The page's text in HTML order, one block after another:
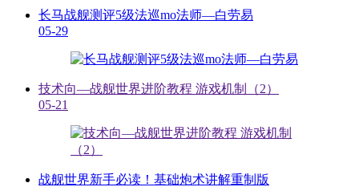
长马战舰测评5级法巡mo法师—白劳易
05-29
技术向—战舰世界进阶教程 游戏机制（2）
05-21
战舰世界新手必读！基础炮术讲解重制版